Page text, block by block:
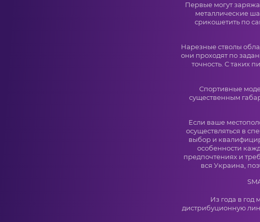
Первые могут
металлические
срикошетить по
Нарезные стволы
они проходят по
точность. С таких
Спортивные
существенным
Если ваше
осуществляться в
выбор и
особенности
предпочтениях и
вся Украина,
Из года в год
дистрибуционную